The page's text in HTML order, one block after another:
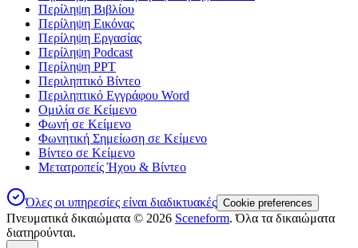
Περίληψη Βιβλίου
Περίληψη Εικόνας
Περίληψη Εργασίας
Περίληψη Podcast
Περίληψη PPT
Περιληπτικό Βίντεο
Περιληπτικό Εγγράφου Word
Ομιλία σε Κείμενο
Φωνή σε Κείμενο
Φωνητική Σημείωση σε Κείμενο
Βίντεο σε Κείμενο
Μετατροπείς Ήχου & Βίντεο
Όλες οι υπηρεσίες είναι διαδικτυακές Cookie preferences
Πνευματικά δικαιώματα © 2026 Sceneform. Όλα τα δικαιώματα
διατηρούνται.